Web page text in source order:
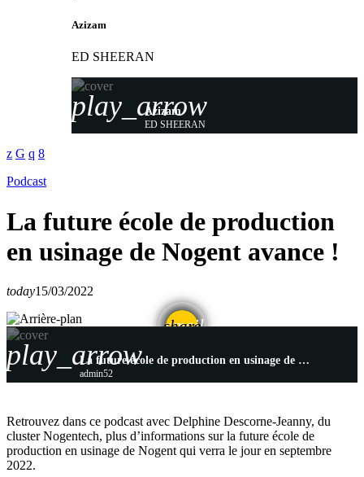
Azizam
ED SHEERAN
play_arrow
Azizam
ED SHEERAN
Podcast
La future école de production
en usinage de Nogent avance !
today15/03/2022
share
email
play_arrow La future école de production en usinage de Nogent avance !
admin52
Retrouvez dans ce podcast avec Delphine Descorne-Jeanny, du
cluster Nogentech, plus d’informations sur la future école de
production en usinage de Nogent qui verra le jour en septembre
2022.